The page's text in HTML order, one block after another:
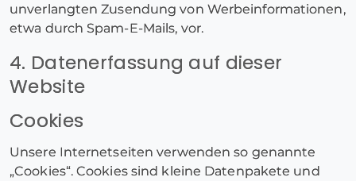
unverlangten Zusendung von Werbeinformationen,
etwa durch Spam-E-Mails, vor.
4. Datenerfassung auf dieser
Website
Cookies
Unsere Internetseiten verwenden so genannte
„Cookies“. Cookies sind kleine Datenpakete und